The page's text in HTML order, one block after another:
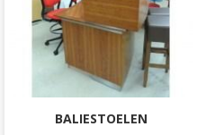
BALIESTOELEN